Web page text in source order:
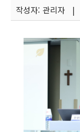
작성자: 관리자